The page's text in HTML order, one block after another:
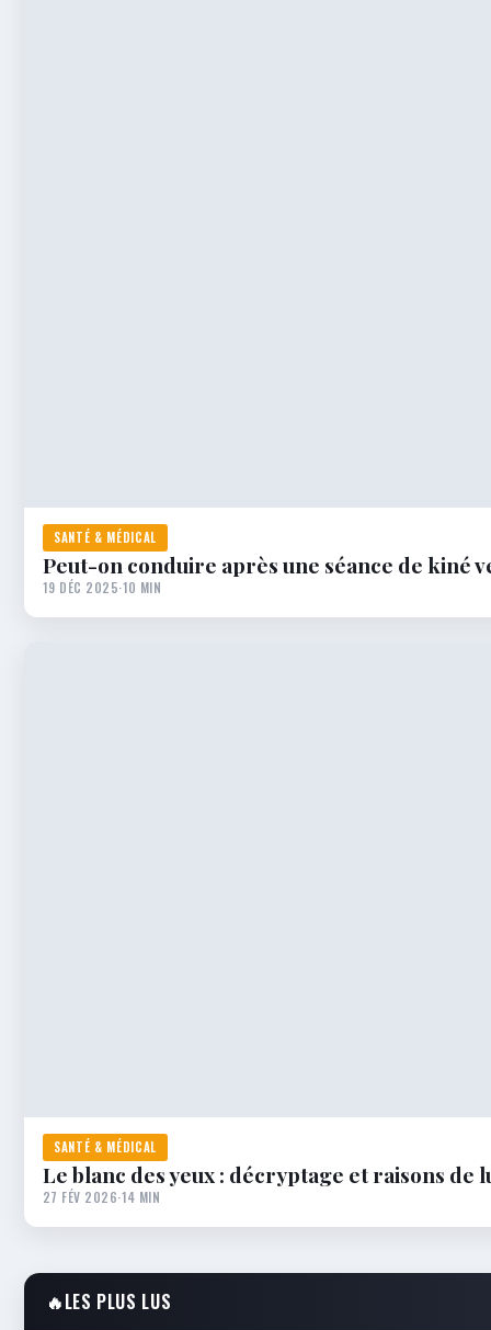
SANTÉ & MÉDICAL
Peut-on conduire après une séance de kiné
19 DÉC 2025·10 MIN
SANTÉ & MÉDICAL
Le blanc des yeux : décryptage et raisons
27 FÉV 2026·14 MIN
🔥LES PLUS LUS